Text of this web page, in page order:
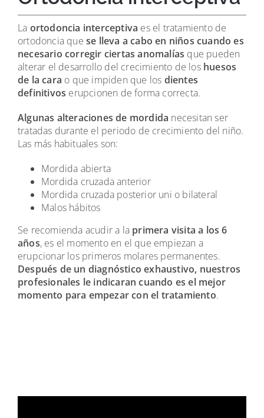
La ortodoncia interceptiva es el tratamiento de
ortodoncia que se lleva a cabo en niños cuando es
necesario corregir ciertas anomalías que pueden
alterar el desarrollo del crecimiento de los huesos
de la cara o que impiden que los dientes
definitivos erupcionen de forma correcta.
Algunas alteraciones de mordida necesitan ser
tratadas durante el periodo de crecimiento del niño.
Las más habituales son:
Mordida abierta
Mordida cruzada anterior
Mordida cruzada posterior uni o bilateral
Malos hábitos
Se recomienda acudir a la primera visita a los 6
años, es el momento en el que empiezan a
erupcionar los primeros molares permanentes.
Después de un diagnóstico exhaustivo, nuestros
profesionales le indicaran cuando es el mejor
momento para empezar con el tratamiento.